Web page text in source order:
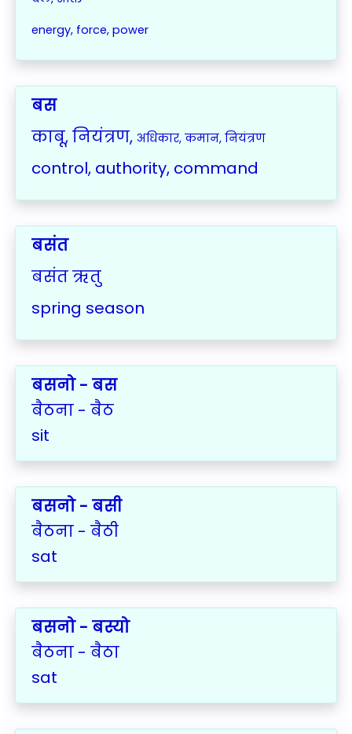
energy, force, power
बस
काबू, नियंत्रण, अधिकार, कमान, नियंत्रण
control, authority, command
बसंत
बसंत ऋतु
spring season
बसनो - बस
बैठना - बैठ
sit
बसनो - बसी
बैठना - बैठी
sat
बसनो - बस्यो
बैठना - बैठा
sat